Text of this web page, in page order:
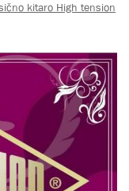
kitaro High tension